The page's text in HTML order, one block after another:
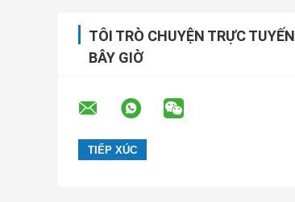
TÔI TRÒ CHUYỆN TRỰC TUYẾN
BÂY GIỜ